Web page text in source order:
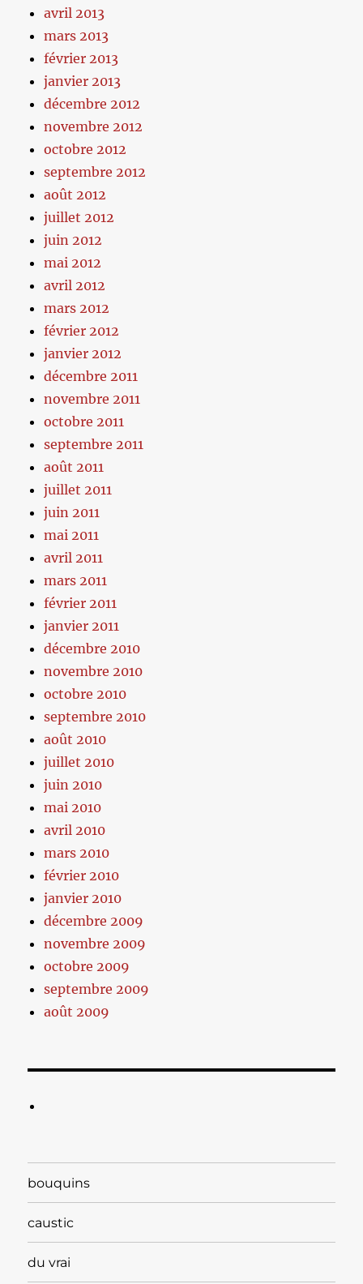
avril 2013
mars 2013
février 2013
janvier 2013
décembre 2012
novembre 2012
octobre 2012
septembre 2012
août 2012
juillet 2012
juin 2012
mai 2012
avril 2012
mars 2012
février 2012
janvier 2012
décembre 2011
novembre 2011
octobre 2011
septembre 2011
août 2011
juillet 2011
juin 2011
mai 2011
avril 2011
mars 2011
février 2011
janvier 2011
décembre 2010
novembre 2010
octobre 2010
septembre 2010
août 2010
juillet 2010
juin 2010
mai 2010
avril 2010
mars 2010
février 2010
janvier 2010
décembre 2009
novembre 2009
octobre 2009
septembre 2009
août 2009
bouquins
caustic
du vrai